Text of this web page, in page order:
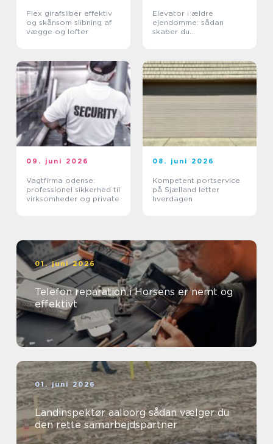
Flex girafsliber effektiv
og skånsom slibning af
vægge og lofter
Elevator i ældre
ejendomme: sådan
skaber du
09. juni 2026
Vagtfirma odense:
professionel sikkerhed til
virksomheder og private
08. juni 2026
Kompetent portservice
på Sjælland letter
hverdagen
01. juni 2026
Telefon reparation i Horsens er nemt og
effektivt
01. juni 2026
Landinspektør aalborg sådan vælger du
den rette samarbejdspartner